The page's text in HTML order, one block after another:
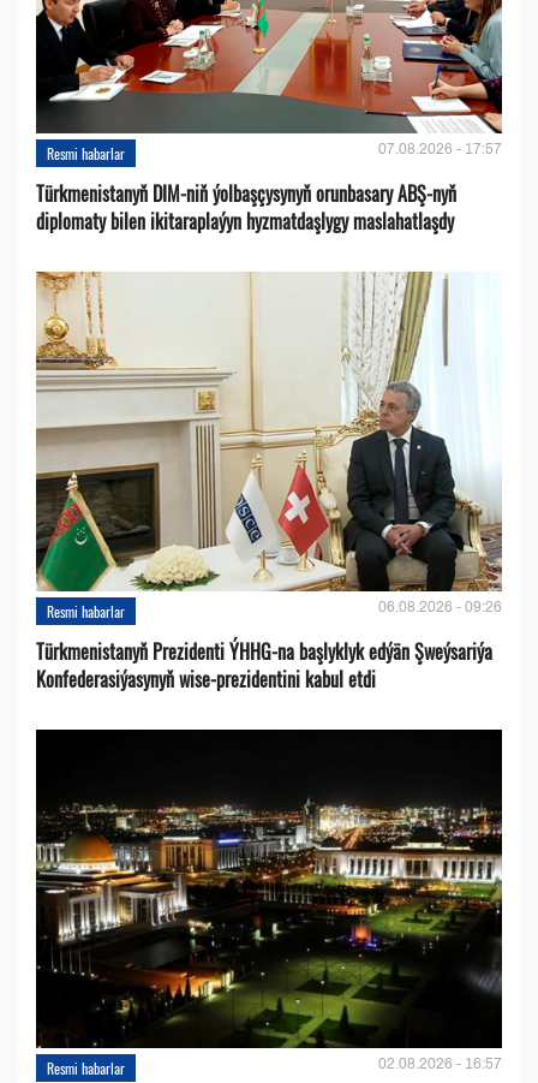
Resmi habarlar 07.08.2026 - 17:57
Türkmenistanyň DIM-niň ýolbaşçysynyň orunbasary ABŞ-nyň
diplomaty bilen ikitaraplaýyn hyzmatdaşlygy maslahatlaşdy
Resmi habarlar 06.08.2026 - 09:26
Türkmenistanyň Prezidenti ÝHHG-na başlyklyk edýän Şweýsariýa
Konfederasiýasynyň wise-prezidentini kabul etdi
Resmi habarlar 02.08.2026 - 16:57